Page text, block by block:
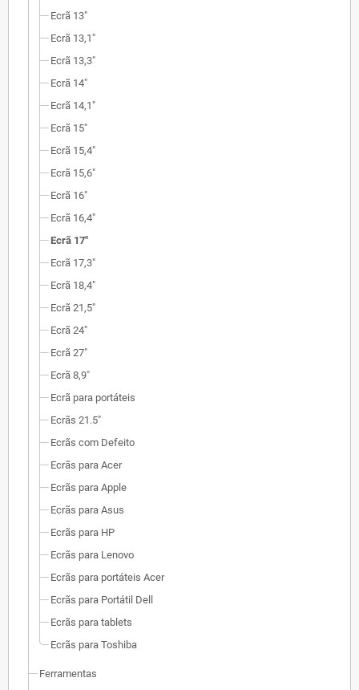
Ecrã 13"
Ecrã 13,1"
Ecrã 13,3"
Ecrã 14"
Ecrã 14,1"
Ecrã 15"
Ecrã 15,4"
Ecrã 15,6"
Ecrã 16"
Ecrã 16,4"
Ecrã 17"
Ecrã 17,3"
Ecrã 18,4"
Ecrã 21,5"
Ecrã 24"
Ecrã 27"
Ecrã 8,9"
Ecrã para portáteis
Ecrãs 21.5"
Ecrãs com Defeito
Ecrãs para Acer
Ecrãs para Apple
Ecrãs para Asus
Ecrãs para HP
Ecrãs para Lenovo
Ecrãs para portáteis Acer
Ecrãs para Portátil Dell
Ecrãs para tablets
Ecrãs para Toshiba
Ferramentas